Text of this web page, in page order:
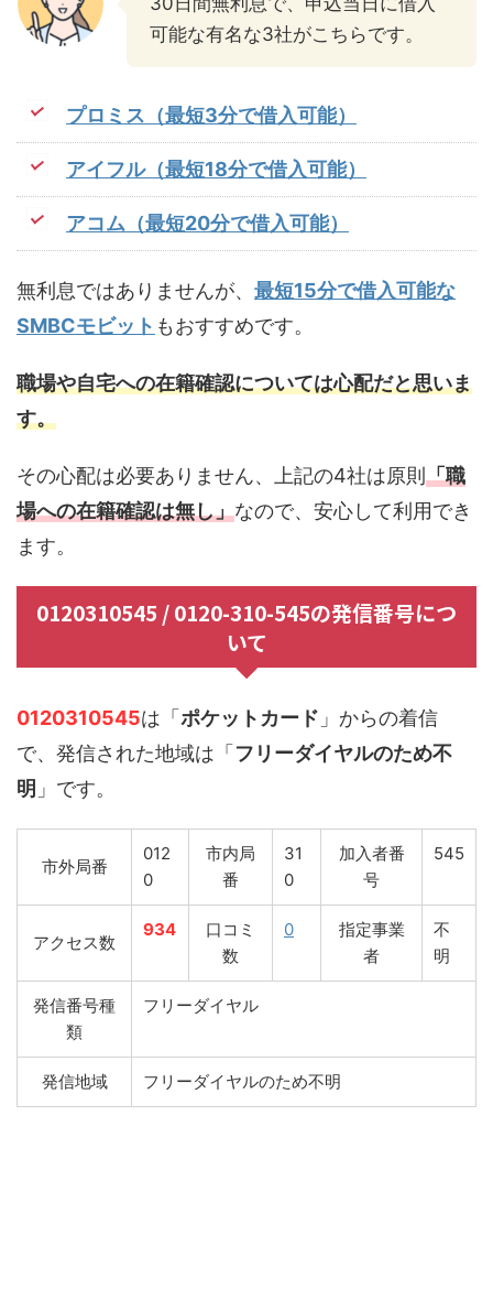
可能な有名な3社がこちらです。
プロミス（最短3分で借入可能）
アイフル（最短18分で借入可能）
アコム（最短20分で借入可能）
無利息ではありませんが、 最短15分で借入可能な
SMBCモビット もおすすめです。
職場や自宅への在籍確認については心配だと思いま
す。
その心配は必要ありません、上記の4社は原則「職
場への在籍確認は無し」なので、安心して利用でき
ます。
0120310545 / 0120-310-545の発信番号につ
いて
0120310545は「ポケットカード 」からの着信
で、発信された地域は「フリーダイヤルのため不
明 」です。
市外局番
012
0
市内局
番
31
0
加入者番
号
545
アクセス数
934
口コミ
数
0
指定事業
者
不
明
発信番号種
類
フリーダイヤル
発信地域 フリーダイヤルのため不明